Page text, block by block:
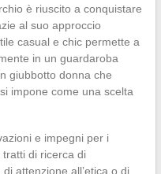
è riuscito a conquistare
al suo approccio
casual e chic permette a
in un guardaroba
giubbotto donna che
impone come una scelta
e impegni per i
di ricerca di
attenzione all’etica o di